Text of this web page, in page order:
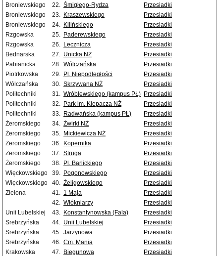
Broniewskiego
22. Śmigłego-Rydza
Przesiadki
Broniewskiego
23. Kraszewskiego
Przesiadki
Broniewskiego
24. Kilińskiego
Przesiadki
Rzgowska
25. Paderewskiego
Przesiadki
Rzgowska
26. Lecznicza
Przesiadki
Bednarska
27. Unicka NŻ
Przesiadki
Pabianicka
28. Wólczańska
Przesiadki
Piotrkowska
29. Pl. Niepodległości
Przesiadki
Wólczańska
30. Skrzywana NŻ
Przesiadki
Politechniki
31. Wróblewskiego (kampus PŁ) Przesiadki
Politechniki
32. Park im. Klepacza NŻ
Przesiadki
Politechniki
33. Radwańska (kampus PŁ)
Przesiadki
Żeromskiego
34. Żwirki NŻ
Przesiadki
Żeromskiego
35. Mickiewicza NŻ
Przesiadki
Żeromskiego
36. Kopernika
Przesiadki
Żeromskiego
37. Struga
Przesiadki
Żeromskiego
38. Pl. Barlickiego
Przesiadki
Więckowskiego
39. Pogonowskiego
Przesiadki
Więckowskiego
40. Żeligowskiego
Przesiadki
Zielona
41. 1 Maja
Przesiadki
42. Włókniarzy
Przesiadki
Unii Lubelskiej
43. Konstantynowska (Fala)
Przesiadki
Srebrzyńska
44. Unii Lubelskiej
Przesiadki
Srebrzyńska
45. Jarzynowa
Przesiadki
Srebrzyńska
46. Cm. Mania
Przesiadki
Krakowska
47. Biegunowa
Przesiadki